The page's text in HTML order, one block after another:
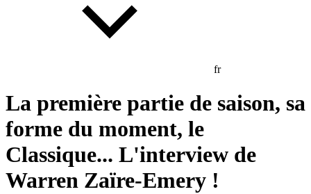
fr
La première partie de saison, sa
forme du moment, le
Classique... L'interview de
Warren Zaïre-Emery !